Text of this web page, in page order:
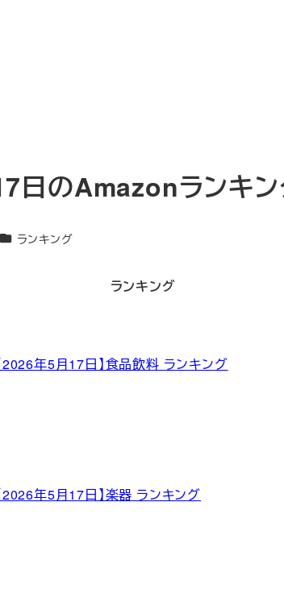
日のAmazonランキ
カテゴリー
ランキング
ランキング
2026年5月17日】食品飲料 ランキング
2026年5月17日】楽器 ランキング